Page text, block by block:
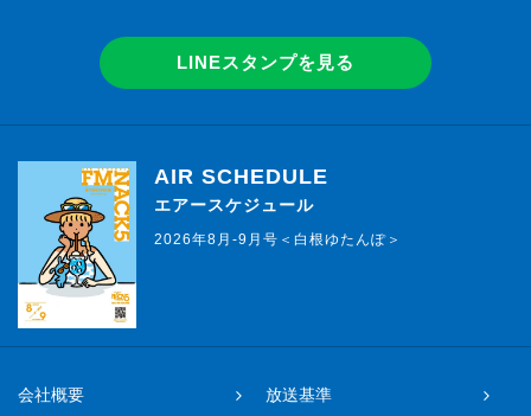
LINEスタンプを見る
AIR SCHEDULE
エアースケジュール
2026年8月-9月号＜白根ゆたんぽ＞
会社概要 放送基準